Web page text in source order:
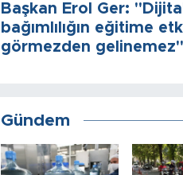
Başkan Erol Ger: "Dijital
bağımlılığın eğitime
görmezden gelinemez"
Gündem